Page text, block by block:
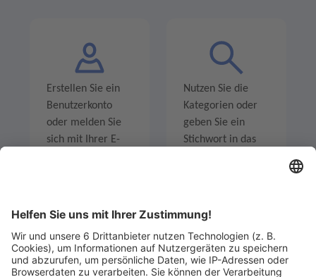
Erstellen Sie ein
Benutzerkonto
oder melden Sie
sich mit Ihrer E-
Nutzen Sie die
Kategorien oder
geben Sie ein
Stichwort in das